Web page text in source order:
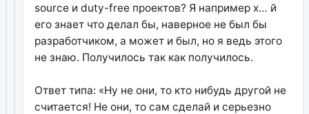
source и duty-free проектов? Я например х… й
его знает что делал бы, наверное не был бы
разработчиком, а может и был, но я ведь этого
не знаю. Получилось так как получилось.
Ответ типа: «Ну не они, то кто нибудь другой не
считается! Не они, то сам сделай и серьезно